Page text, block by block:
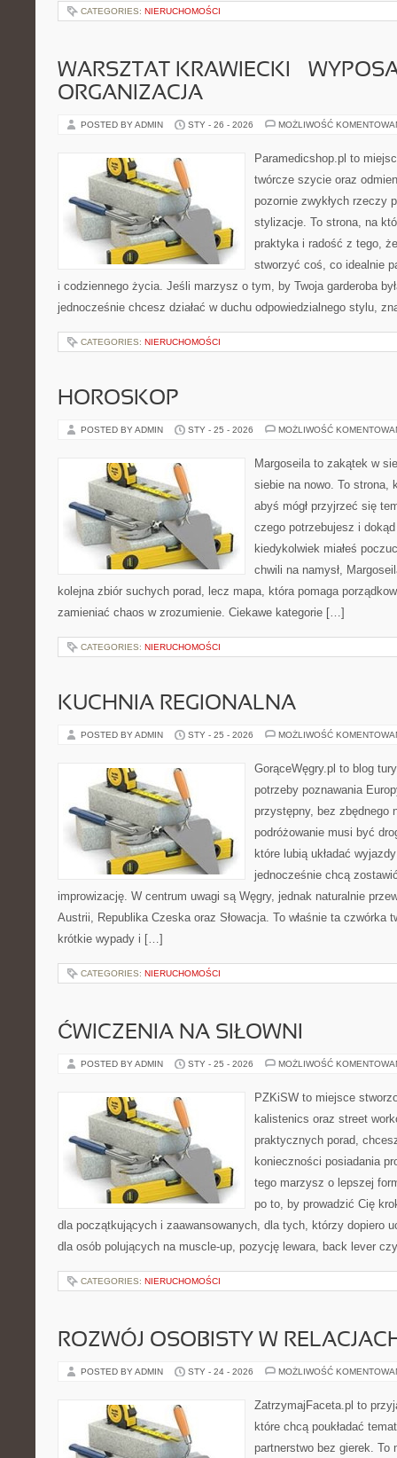
CATEGORIES: NIERUCHOMOŚCI
WARSZTAT KRAWIECKI –
ORGANIZACJA
POSTED BY ADMIN STY - 26 - 2026 MOŻLIWOŚĆ
Paramedicshop.pl to
twórcze szycie oraz
pozornie zwykłych rzeczy
stylizacje. To strona, na
praktyka i radość z tego,
stworzyć coś, co idealnie
i codziennego życia. Jeśli marzysz o tym, by Twoja garderoba
jednocześnie chcesz działać w duchu odpowiedzialnego stylu,
CATEGORIES: NIERUCHOMOŚCI
HOROSKOP
POSTED BY ADMIN STY - 25 - 2026 MOŻLIWOŚĆ
Margoseila to zakątek w
siebie na nowo. To strona,
abyś mógł przyjrzeć się
czego potrzebujesz i
kiedykolwiek miałeś
chwili na namysł,
kolejna zbiór suchych porad, lecz mapa, która pomaga
zamieniać chaos w zrozumienie. Ciekawe kategorie […]
CATEGORIES: NIERUCHOMOŚCI
KUCHNIA REGIONALNA
POSTED BY ADMIN STY - 25 - 2026 MOŻLIWOŚĆ
GorąceWęgry.pl to blog
potrzeby poznawania
przystępny, bez zbędnego
podróżowanie musi być
które lubią układać
jednocześnie chcą
improwizację. W centrum uwagi są Węgry, jednak naturalnie
Austrii, Republika Czeska oraz Słowacja. To właśnie ta czwórka
krótkie wypady i […]
CATEGORIES: NIERUCHOMOŚCI
ĆWICZENIA NA SIŁOWNI
POSTED BY ADMIN STY - 25 - 2026 MOŻLIWOŚĆ
PZKiSW to miejsce
kalistenics oraz street
praktycznych porad,
konieczności posiadania
tego marzysz o lepszej
po to, by prowadzić Cię
dla początkujących i zaawansowanych, dla tych, którzy dopiero
dla osób polujących na muscle-up, pozycję lewara, back lever
CATEGORIES: NIERUCHOMOŚCI
ROZWÓJ OSOBISTY W
POSTED BY ADMIN STY - 24 - 2026 MOŻLIWOŚĆ
ZatrzymajFaceta.pl to
które chcą poukładać
partnerstwo bez gierek. To